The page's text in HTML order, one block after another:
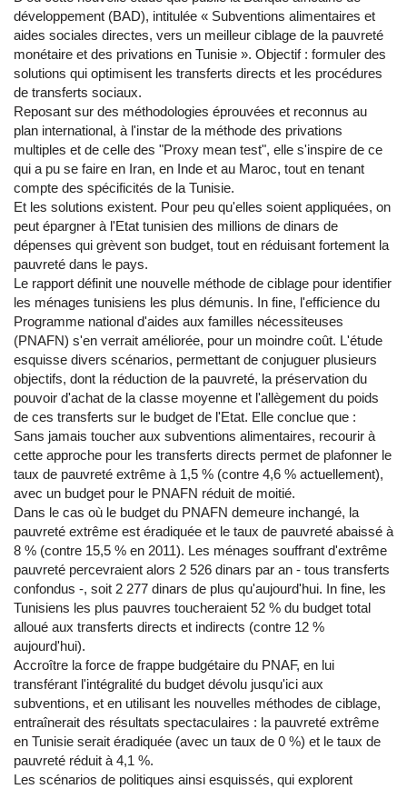
développement (BAD), intitulée « Subventions alimentaires et
aides sociales directes, vers un meilleur ciblage de la pauvreté
monétaire et des privations en Tunisie ». Objectif : formuler des
solutions qui optimisent les transferts directs et les procédures
de transferts sociaux.
Reposant sur des méthodologies éprouvées et reconnus au
plan international, à l'instar de la méthode des privations
multiples et de celle des "Proxy mean test", elle s'inspire de ce
qui a pu se faire en Iran, en Inde et au Maroc, tout en tenant
compte des spécificités de la Tunisie.
Et les solutions existent. Pour peu qu'elles soient appliquées, on
peut épargner à l'Etat tunisien des millions de dinars de
dépenses qui grèvent son budget, tout en réduisant fortement la
pauvreté dans le pays.
Le rapport définit une nouvelle méthode de ciblage pour identifier
les ménages tunisiens les plus démunis. In fine, l'efficience du
Programme national d'aides aux familles nécessiteuses
(PNAFN) s'en verrait améliorée, pour un moindre coût. L'étude
esquisse divers scénarios, permettant de conjuguer plusieurs
objectifs, dont la réduction de la pauvreté, la préservation du
pouvoir d'achat de la classe moyenne et l'allègement du poids
de ces transferts sur le budget de l'Etat. Elle conclue que :
Sans jamais toucher aux subventions alimentaires, recourir à
cette approche pour les transferts directs permet de plafonner le
taux de pauvreté extrême à 1,5 % (contre 4,6 % actuellement),
avec un budget pour le PNAFN réduit de moitié.
Dans le cas où le budget du PNAFN demeure inchangé, la
pauvreté extrême est éradiquée et le taux de pauvreté abaissé à
8 % (contre 15,5 % en 2011). Les ménages souffrant d'extrême
pauvreté percevraient alors 2 526 dinars par an - tous transferts
confondus -, soit 2 277 dinars de plus qu'aujourd'hui. In fine, les
Tunisiens les plus pauvres toucheraient 52 % du budget total
alloué aux transferts directs et indirects (contre 12 %
aujourd'hui).
Accroître la force de frappe budgétaire du PNAF, en lui
transférant l'intégralité du budget dévolu jusqu'ici aux
subventions, et en utilisant les nouvelles méthodes de ciblage,
entraînerait des résultats spectaculaires : la pauvreté extrême
en Tunisie serait éradiquée (avec un taux de 0 %) et le taux de
pauvreté réduit à 4,1 %.
Les scénarios de politiques ainsi esquissés, qui explorent